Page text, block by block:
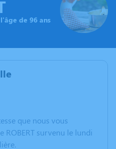
de 96 ans
que nous vous
ROBERT survenu le lundi